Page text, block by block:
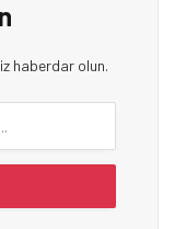
haberdar olun.